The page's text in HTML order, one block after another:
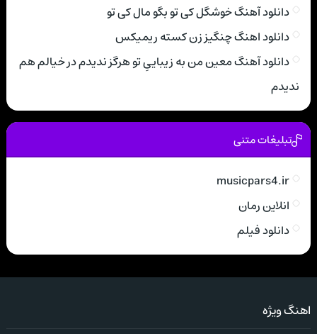
دانلود آهنگ خوشگل کی تو بگو مال کی تو
دانلود اهنگ چنگیز زن کسته ریمیکس
دانلود آهنگ معین من به زیباییِ تو هرگز ندیدم در خیالم هم
ندیدم
تبلیغات متنی
musicpars4.ir
انلاین رمان
دانلود فیلم
اهنگ ویژه